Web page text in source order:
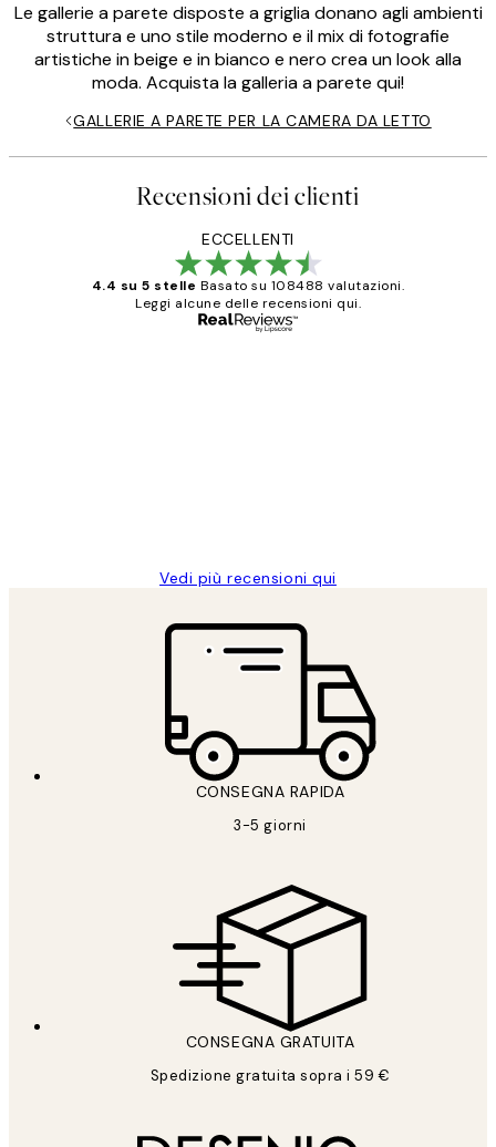
Le gallerie a parete disposte a griglia donano agli ambienti
struttura e uno stile moderno e il mix di fotografie
artistiche in beige e in bianco e nero crea un look alla
moda. Acquista la galleria a parete qui!
GALLERIE A PARETE PER LA CAMERA DA LETTO
Recensioni dei clienti
ECCELLENTI
4.4 su 5 stelle Basato su 108488 valutazioni.
Leggi alcune delle recensioni qui.
Vedi più recensioni qui
CONSEGNA RAPIDA
3-5 giorni
CONSEGNA GRATUITA
Spedizione gratuita sopra i 59 €